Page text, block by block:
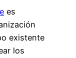
es
existente
los